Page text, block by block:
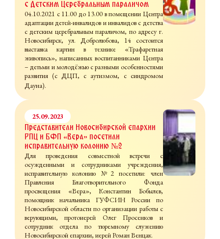
с Детским Церебральным параличом
04.10.2021 с 11.00 до 13.00 в помещении Центра
адаптации детей-инвалидов и инвалидов с детства
с детским церебральным параличом, по адресу г.
Новосибирск, ул. Добролюбова, 14 состоится
выставка картин в технике «Трафаретная
живопись», написанных воспитанниками Центра
– детьми и молодёжью с разными особенностями
развития (с ДЦП, с аутизмом, с синдромом
Дауна).
25.09.2023
Представители Новосибирской епархии
РПЦ и БФП «Вера» посетили
исправительную колонию №2
Для проведения совместной встречи с
осужденными и сотрудниками учреждения,
исправительную колонию №2 посетили: член
Правления Благотворительного Фонда
просвещения «Вера», Константин Бобылев,
помощник начальника ГУФСИН России по
Новосибирской области по организации работы с
верующими, протоиерей Олег Просенков и
сотрудник отдела по тюремному служению
Новосибирской епархии, иерей Роман Венцак.